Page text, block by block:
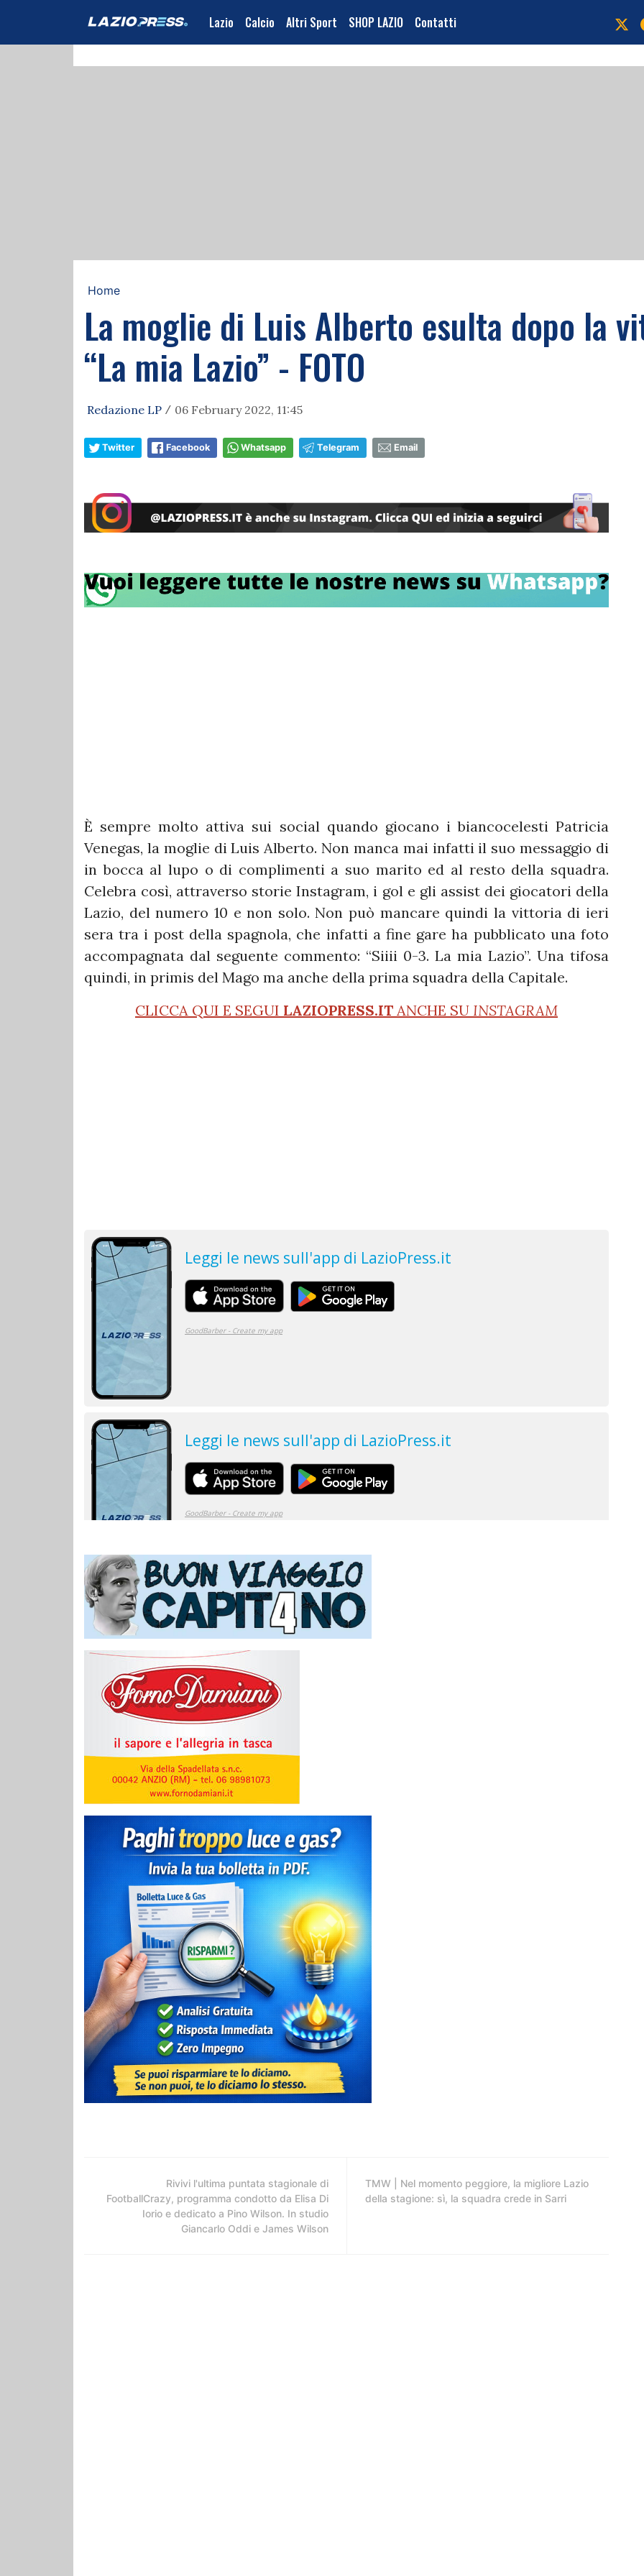
Lazio Calcio Altri Sport SHOP LAZIO Contatti
Home
La moglie di Luis Alberto esulta dopo la
“La mia Lazio” - FOTO
Redazione LP / 06 February 2022, 11:45
Twitter Facebook Whatsapp Telegram Email
È sempre molto attiva sui social quando giocano i biancocelesti Patricia
Venegas, la moglie di Luis Alberto. Non manca mai infatti il suo messaggio di
in bocca al lupo o di complimenti a suo marito ed al resto della squadra.
Celebra così, attraverso storie Instagram, i gol e gli assist dei giocatori della
Lazio, del numero 10 e non solo. Non può mancare quindi la vittoria di ieri
sera tra i post della spagnola, che infatti a fine gare ha pubblicato una foto
accompagnata dal seguente commento: “Siiii 0-3. La mia Lazio”. Una tifosa
quindi, in primis del Mago ma anche della prima squadra della Capitale.
CLICCA QUI E SEGUI LAZIOPRESS.IT ANCHE SU INSTAGRAM
Rivivi l'ultima puntata stagionale di
FootballCrazy, programma condotto da Elisa Di
Iorio e dedicato a Pino Wilson. In studio
Giancarlo Oddi e James Wilson
TMW | Nel momento peggiore, la migliore Lazio
della stagione: sì, la squadra crede in Sarri